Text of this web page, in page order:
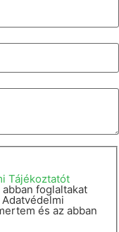
Tájékoztatót
foglaltakat
és az abban